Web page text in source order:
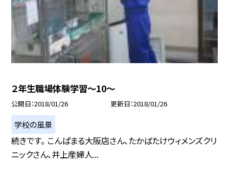
２年生職場体験学習〜10〜
公開日 2018/01/26 更新日 2018/01/26
学校の風景
続きです。 こんぱまる大阪店さん、たかばたけウィメンズクリ
ニックさん、井上産婦人...